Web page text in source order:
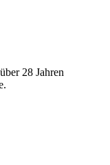
28 Jahren